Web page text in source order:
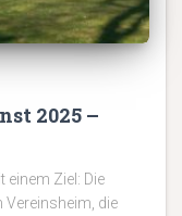
2025 –
einem Ziel: Die
Vereinsheim, die